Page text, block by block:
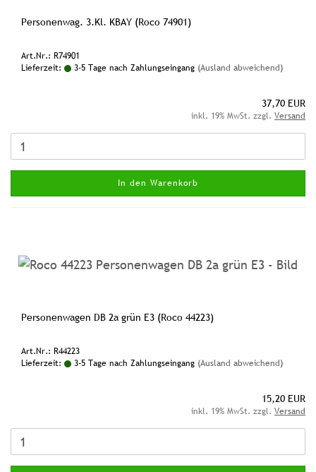
Personenwag. 3.Kl. KBAY (Roco 74901)
Art.Nr.: R74901
Lieferzeit:
3-5 Tage nach Zahlungseingang (Ausland abweichend)
37,70 EUR
inkl. 19% MwSt. zzgl. Versand
In den Warenkorb
Personenwagen DB 2a grün E3 (Roco 44223)
Art.Nr.: R44223
Lieferzeit:
3-5 Tage nach Zahlungseingang (Ausland abweichend)
15,20 EUR
inkl. 19% MwSt. zzgl. Versand